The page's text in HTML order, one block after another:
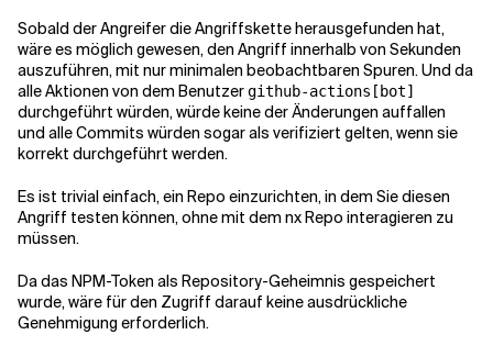
Sobald der Angreifer die Angriffskette herausgefunden hat,
wäre es möglich gewesen, den Angriff innerhalb von Sekunden
auszuführen, mit nur minimalen beobachtbaren Spuren. Und da
alle Aktionen von dem Benutzergithub-actions[bot]
durchgeführt würden, würde keine der Änderungen auffallen
und alle Commits würden sogar als verifiziert gelten, wenn sie
korrekt durchgeführt werden.
Es ist trivial einfach, ein Repo einzurichten, in dem Sie diesen
Angriff testen können, ohne mit dem nx Repo interagieren zu
müssen.
Da das NPM-Token als Repository-Geheimnis gespeichert
wurde, wäre für den Zugriff darauf keine ausdrückliche
Genehmigung erforderlich.